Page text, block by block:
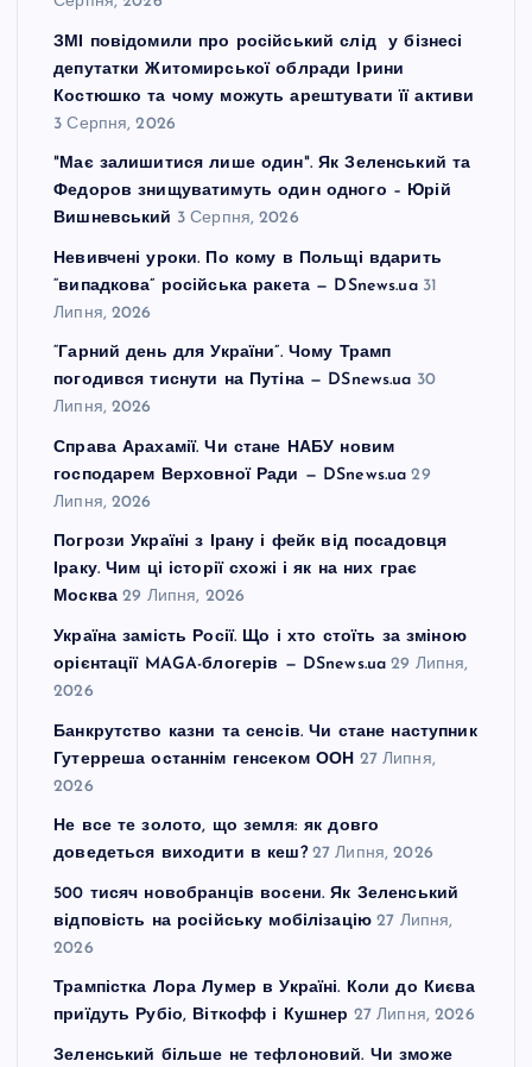
ЗМІ повідомили про російський слід у бізнесі
депутатки Житомирської облради Ірини
Костюшко та чому можуть арештувати її активи
3 Серпня, 2026
"Має залишитися лише один". Як Зеленський та
Федоров знищуватимуть один одного – Юрій
Вишневський 3 Серпня, 2026
Невивчені уроки. По кому в Польщі вдарить
“випадкова” російська ракета — DSnews.ua 31
Липня, 2026
“Гарний день для України”. Чому Трамп
погодився тиснути на Путіна — DSnews.ua 30
Липня, 2026
Справа Арахамії. Чи стане НАБУ новим
господарем Верховної Ради — DSnews.ua 29
Липня, 2026
Погрози Україні з Ірану і фейк від посадовця
Іраку. Чим ці історії схожі і як на них грає
Москва 29 Липня, 2026
Україна замість Росії. Що і хто стоїть за зміною
орієнтації MAGA-блогерів — DSnews.ua 29 Липня,
2026
Банкрутство казни та сенсів. Чи стане наступник
Гутерреша останнім генсеком ООН 27 Липня,
2026
Не все те золото, що земля: як довго
доведеться виходити в кеш? 27 Липня, 2026
500 тисяч новобранців восени. Як Зеленський
відповість на російську мобілізацію 27 Липня,
2026
Трампістка Лора Лумер в Україні. Коли до Києва
приїдуть Рубіо, Віткофф і Кушнер 27 Липня, 2026
Зеленський більше не тефлоновий. Чи зможе